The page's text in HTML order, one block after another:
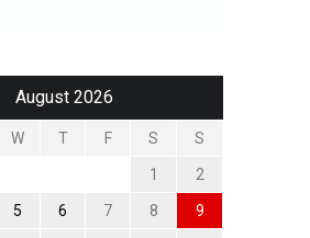
August 2026
W T F S S
1 2
5 6 7 8 9